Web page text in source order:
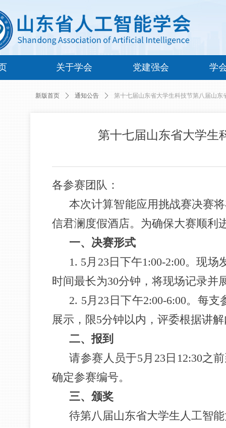
关于学会 党建强会 学
第十七届山东省大学生
各参赛团队：
本次计算智能应用挑战赛决赛
信君澜度假酒店。为确保大赛顺利
一、 决赛形式
1. 5月23日下午1:00-2:00。现
时间最长为30分钟，将现场记录并
2. 5月23日下午2:00-6:00。每
展示，限5分钟以内，评委根据讲
二、报到
请参赛人员于5月23日12:30之
确定参赛编号。
三、 颁奖
待第八届山东省大学生人工智
新版首页 ꄲ 通知公告 ꄲ 第十七届山东省大学生科技节第八届山